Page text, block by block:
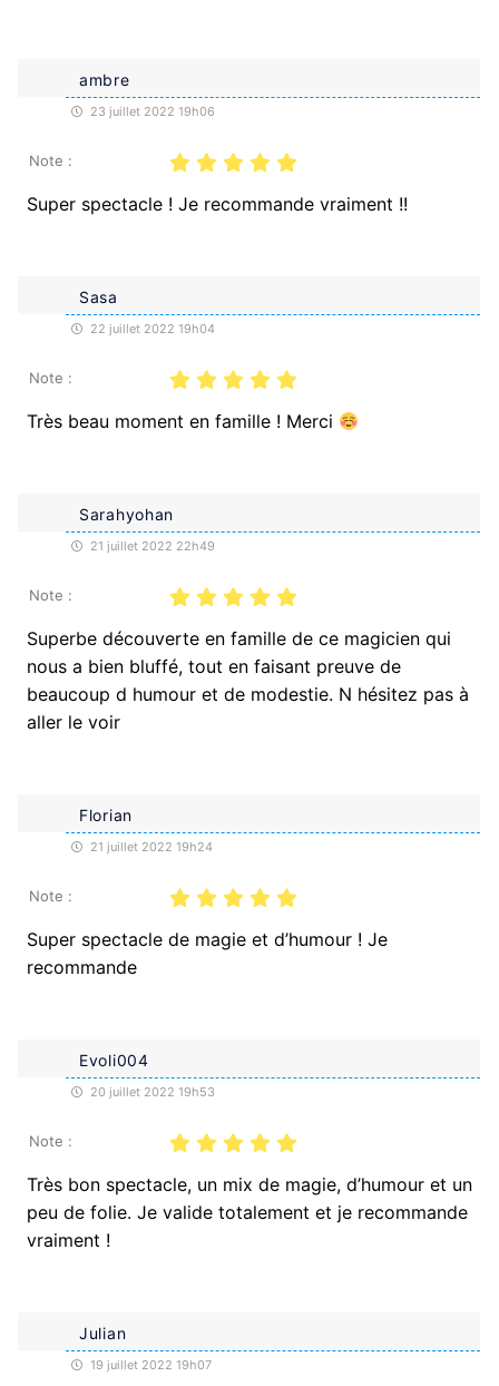
ambre
23 juillet 2022 19h06
Note :
Super spectacle ! Je recommande vraiment !!
Sasa
22 juillet 2022 19h04
Note :
Très beau moment en famille ! Merci
Sarahyohan
21 juillet 2022 22h49
Note :
Superbe découverte en famille de ce magicien qui
nous a bien bluffé, tout en faisant preuve de
beaucoup d humour et de modestie. N hésitez pas à
aller le voir
Florian
21 juillet 2022 19h24
Note :
Super spectacle de magie et d’humour ! Je
recommande
Evoli004
20 juillet 2022 19h53
Note :
Très bon spectacle, un mix de magie, d’humour et un
peu de folie. Je valide totalement et je recommande
vraiment !
Julian
19 juillet 2022 19h07